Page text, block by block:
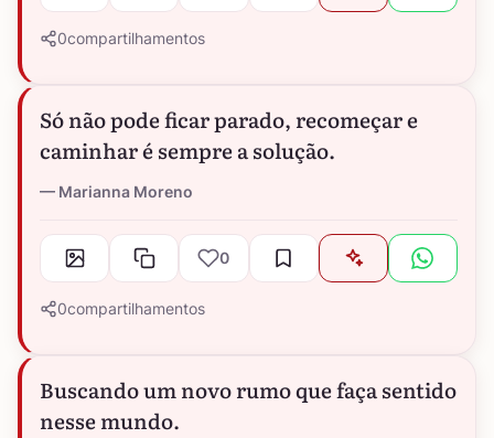
0compartilhamentos
Só não pode ficar parado, recomeçar e
caminhar é sempre a solução.
Marianna Moreno
0
0compartilhamentos
Buscando um novo rumo que faça sentido
nesse mundo.